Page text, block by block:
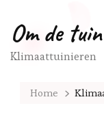
Om de
Klimaattuinieren
Home